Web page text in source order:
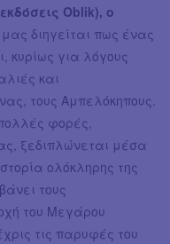
Oblik), o
μας διηγείται πως ένας
κυρίως για λόγους
και
τους Αμπελόκηπους.
φορές,
ξεδιπλώνεται μέσα
ολόκληρης της
τους
του Μεγάρου
τις παρυφές του